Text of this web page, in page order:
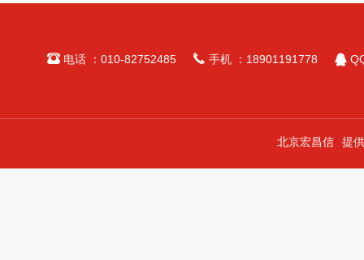
电话 ：010-82752485  手机 ：18901191778 
北京宏昌信 提